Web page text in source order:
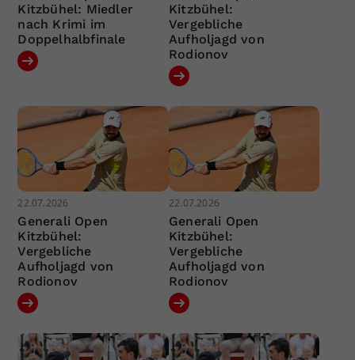
Kitzbühel: Miedler
nach Krimi im
Doppelhalbfinale
Kitzbühel:
Vergebliche
Aufholjagd von
Rodionov
22.07.2026
Generali Open
Kitzbühel:
Vergebliche
Aufholjagd von
Rodionov
22.07.2026
Generali Open
Kitzbühel:
Vergebliche
Aufholjagd von
Rodionov